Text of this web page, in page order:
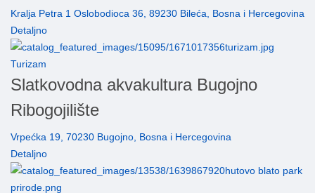
Kralja Petra 1 Oslobodioca 36, 89230 Bileća, Bosna i Hercegovina
Detaljno
Turizam
Slatkovodna akvakultura Bugojno
Ribogojilište
Vrpećka 19, 70230 Bugojno, Bosna i Hercegovina
Detaljno